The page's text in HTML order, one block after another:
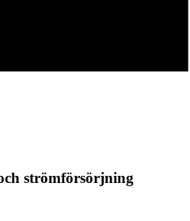
strömförsörjning